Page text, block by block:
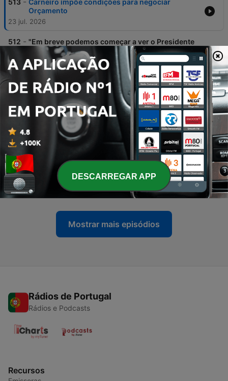
513
Carneiro impõe condições para negociar
Orçamento
23 jul. 2026
512 - "Em breve podemos começar a ver o Presidente
da ciência em ação"
15 jul. 2026
511 -
"Não vamos ter aumento muito significativo" da
mortalidade associada à onda de calor, antecipa
08 jul. 2026
510 - Gonçalo Matias: "Temos de garantir que os
tribunais julgam e que o legislador legisla"
01 jul. 2026
509 - Imigração pressiona, mas "não é o culpado
exclusivo" da falta de médicos de família
24 jun. 2026
Mostrar mais episódios
Rádios de Portugal
Rádios e Podcasts
Recursos
DESCARREGAR APP